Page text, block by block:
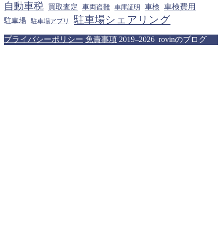
自動車税 買取査定 車両盗難 車庫証明 車検 車検費用
駐車場 駐車場アプリ 駐車場シェアリング
プライバシーポリシー 免責事項 2019–2026 rovinのブログ